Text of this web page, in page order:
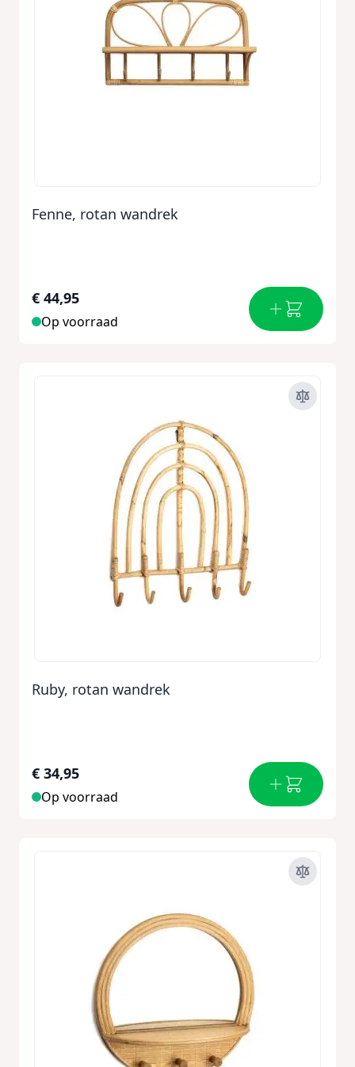
Fenne, rotan wandrek
€ 44,95
Op voorraad
Ruby, rotan wandrek
€ 34,95
Op voorraad